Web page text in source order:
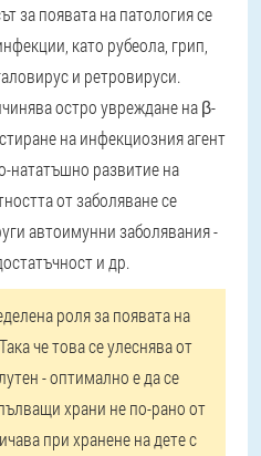
за появата на патология се
като рубеола, грип,
и ретровируси.
остро увреждане на β-
на инфекциозния агент
нататъшно развитие на
от заболяване се
автоимунни заболявания -
и др.
роля за появата на
че това се улеснява от
- оптимално е да се
храни не по-рано от
при хранене на дете с